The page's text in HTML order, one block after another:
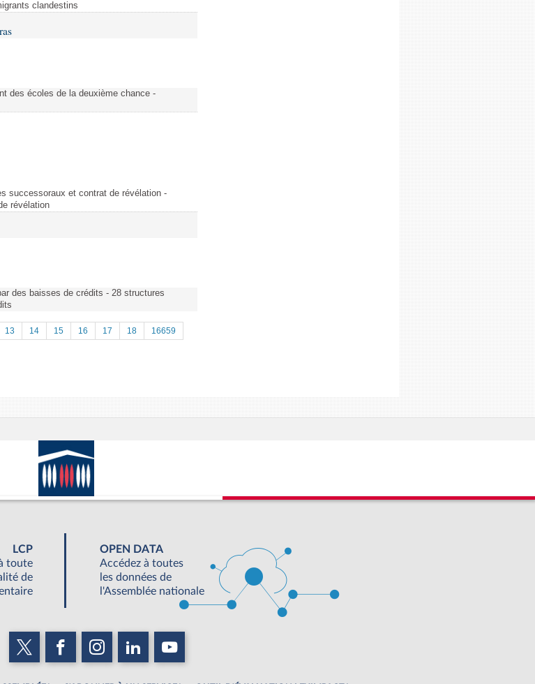
clandestins
des écoles de la deuxième chance -
successoraux et contrat de révélation -
révélation
des baisses de crédits - 28 structures
13 14 15 16 17 18
16659
LCP
toute
de
OPEN DATA
Accédez à toutes
les données de
l'Assemblée nationale